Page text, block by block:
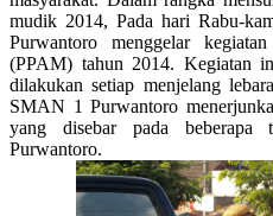
mudik 2014, Pada hari Rabu-
Purwantoro menggelar
(PPAM) tahun 2014. Kegiatan
dilakukan setiap menjelang
SMAN 1 Purwantoro
yang disebar pada beberapa
Purwantoro.